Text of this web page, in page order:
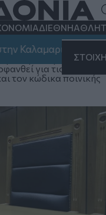
ΔΙΕΘΝΗ
και στη
για σειρά
εκφράζουν
προκειμένου η
για τις νέες
τον κώδικα ποινικής